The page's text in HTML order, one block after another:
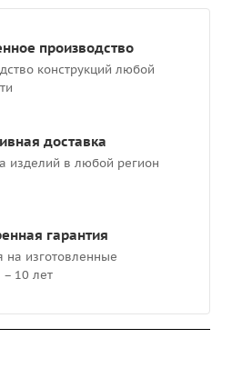
производство
конструкций любой
доставка
изделий в любой регион
гарантия
на изготовленные
– 10 лет